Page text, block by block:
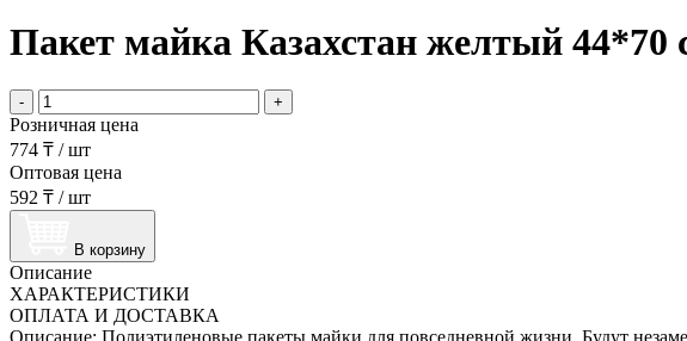
Пакет майка Казахстан желтый
- +
Розничная цена
774 ₸ /шт
Оптовая цена
592 ₸ /шт
В корзину
Описание
ХАРАКТЕРИСТИКИ
ОПЛАТА И ДОСТАВКА